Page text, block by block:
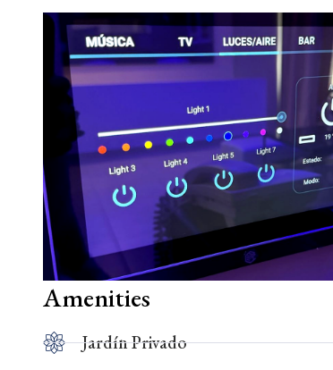
Amenities
Jardín Privado